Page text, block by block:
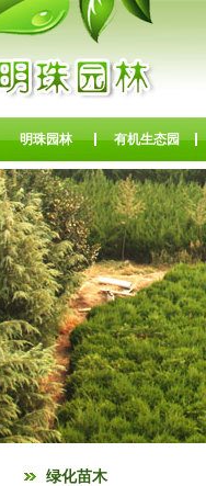
明珠园林 有机生态园
绿化苗木